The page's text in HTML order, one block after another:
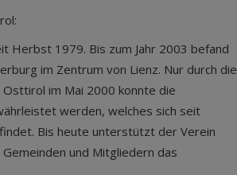
Herbst 1979. Bis zum Jahr 2003 befand
im Zentrum von Lienz. Nur durch die
im Mai 2000 konnte die
werden, welches sich seit
Bis heute unterstützt der Verein
und Mitgliedern das